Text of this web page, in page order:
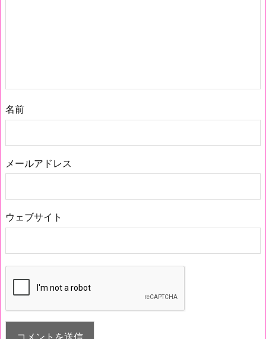
名前
メールアドレス
ウェブサイト